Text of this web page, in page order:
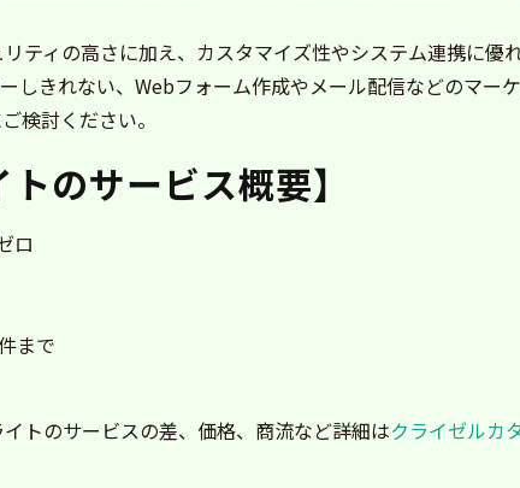
ティの高さに加え、カスタマイズ性やシステム連携に優
しきれない、Webフォーム作成やメール配信などのマ
検討ください。
のサービス概要】
ロ
まで
トのサービスの差、価格、商流など詳細はクライゼルカ